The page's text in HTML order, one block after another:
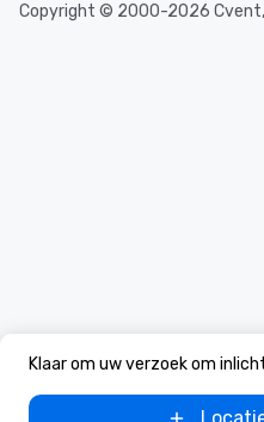
Klaar om uw verzoek om
Copyright © 2000-2026 Cvent,